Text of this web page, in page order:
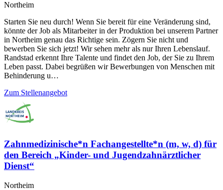
Northeim
Starten Sie neu durch! Wenn Sie bereit für eine Veränderung sind,
könnte der Job als Mitarbeiter in der Produktion bei unserem Partner
in Northeim genau das Richtige sein. Zögern Sie nicht und
bewerben Sie sich jetzt! Wir sehen mehr als nur Ihren Lebenslauf.
Randstad erkennt Ihre Talente und findet den Job, der Sie zu Ihrem
Leben passt. Dabei begrüßen wir Bewerbungen von Menschen mit
Behinderung u…
Zum Stellenangebot
Zahnmedizinische*n Fachangestellte*n (m, w, d) für
den Bereich „Kinder- und Jugendzahnärztlicher
Dienst“
Northeim